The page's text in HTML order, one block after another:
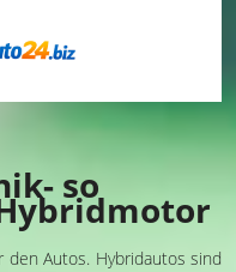
so
Autos. Hybridautos sind